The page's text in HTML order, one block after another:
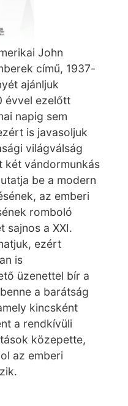
John
című, 1937-
ajánljuk
évvel ezelőtt
napig sem
is javasoljuk
világválság
két vándormunkás
be a modern
az emberi
romboló
sajnos a XXI.
ezért
is
üzenettel bír a
a barátság
kincsként
a rendkívüli
közepette,
az emberi